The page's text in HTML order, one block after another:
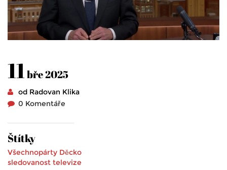
11bře 2025
od Radovan Klika
0 Komentáře
Štítky
Všechnopárty Děcko
sledovanost televize